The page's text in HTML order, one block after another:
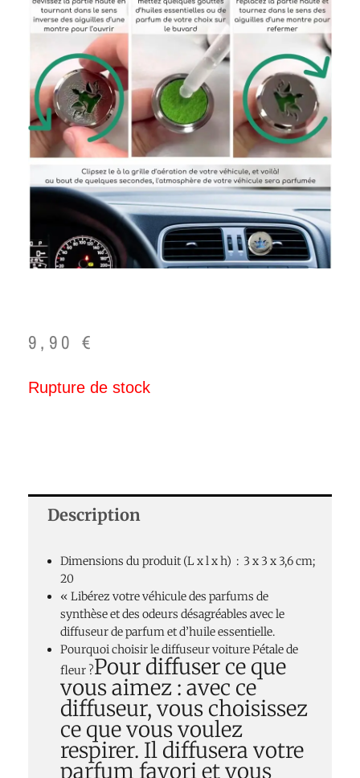
9,90 €
Rupture de stock
Description
Dimensions du produit (L x l x h) ‏ : ‎ 3 x 3 x 3,6 cm;
20
« Libérez votre véhicule des parfums de
synthèse et des odeurs désagréables avec le
diffuseur de parfum et d’huile essentielle.
Pourquoi choisir le diffuseur voiture Pétale de
fleur ?Pour diffuser ce que
vous aimez : avec ce
diffuseur, vous choisissez
ce que vous voulez
respirer. Il diffusera votre
parfum favori et vous